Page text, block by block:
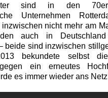
sind in den
Unternehmen
nicht mehr am
auch in
beide sind inzwischen
bekundete selbst
ein erneutes
es immer wieder ans